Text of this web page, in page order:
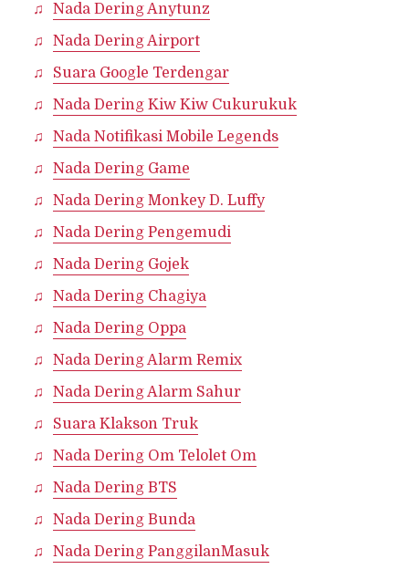
Nada Dering Anytunz
Nada Dering Airport
Suara Google Terdengar
Nada Dering Kiw Kiw Cukurukuk
Nada Notifikasi Mobile Legends
Nada Dering Game
Nada Dering Monkey D. Luffy
Nada Dering Pengemudi
Nada Dering Gojek
Nada Dering Chagiya
Nada Dering Oppa
Nada Dering Alarm Remix
Nada Dering Alarm Sahur
Suara Klakson Truk
Nada Dering Om Telolet Om
Nada Dering BTS
Nada Dering Bunda
Nada Dering PanggilanMasuk